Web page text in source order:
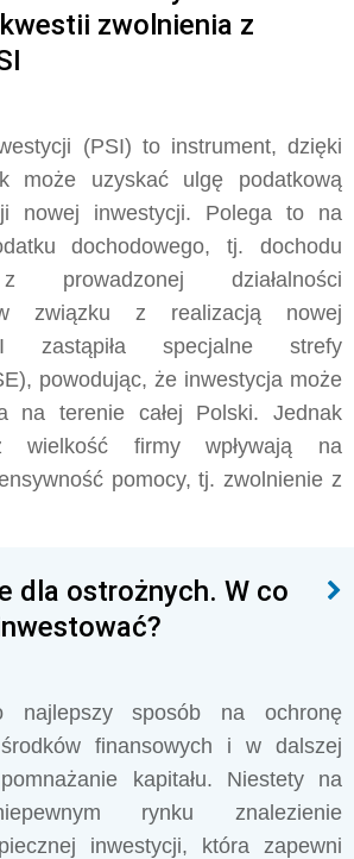
zwolnienia z
(PSI) to instrument, dzięki
może uzyskać ulgę podatkową
nowej inwestycji. Polega to na
dochodowego, tj. dochodu
prowadzonej działalności
związku z realizacją nowej
zastąpiła specjalne strefy
powodując, że inwestycja może
na terenie całej Polski. Jednak
wielkość firmy wpływają na
pomocy, tj. zwolnienie z
dla ostrożnych. W co
najlepszy sposób na ochronę
finansowych i w dalszej
kapitału. Niestety na
rynku znalezienie
inwestycji, która zapewni